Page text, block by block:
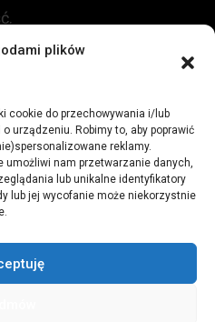
plików
cookie do przechowywania i/lub
urządzeniu. Robimy to, aby poprawić
reklamy.
umożliwi nam przetwarzanie danych,
lub unikalne identyfikatory
lub jej wycofanie może niekorzystnie
Góry